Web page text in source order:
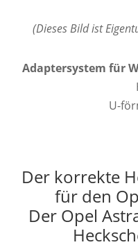
(Dieses Bild ist
Adaptersystem für
U-
Der korrekte
für den
Der Opel